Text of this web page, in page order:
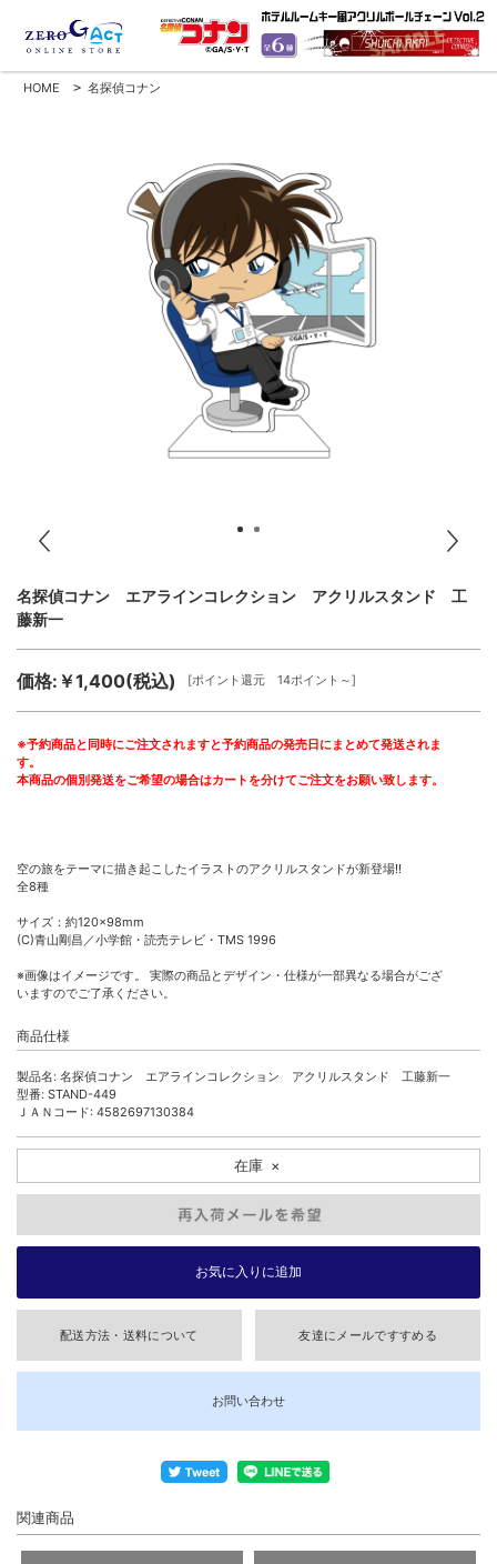
HOME > 名探偵コナン
名探偵コナン エアラインコレクション アクリルスタンド 工
藤新一
価格:￥1,400(税込) [ポイント還元 14ポイント～]
※予約商品と同時にご注文されますと予約商品の発売日にまとめて発送されま
す。
本商品の個別発送をご希望の場合はカートを分けてご注文をお願い致します。
空の旅をテーマに描き起こしたイラストのアクリルスタンドが新登場!!
全8種
サイズ：約120×98mm
(C)青山剛昌／小学館・読売テレビ・TMS 1996
※画像はイメージです。 実際の商品とデザイン・仕様が一部異なる場合がござ
いますのでご了承ください。
商品仕様
製品名: 名探偵コナン エアラインコレクション アクリルスタンド 工藤新一
型番: STAND-449
ＪＡＮコード: 4582697130384
在庫 ×
配送方法・送料について 友達にメールですすめる
お問い合わせ
関連商品